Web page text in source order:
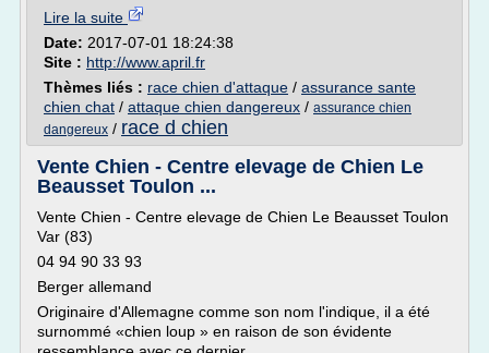
Lire la suite
Date: 2017-07-01 18:24:38
Site : http://www.april.fr
Thèmes liés : race chien d'attaque / assurance sante
chien chat / attaque chien dangereux / assurance chien
dangereux / race d chien
Vente Chien - Centre elevage de Chien Le
Beausset Toulon ...
Vente Chien - Centre elevage de Chien Le Beausset Toulon
Var (83)
04 94 90 33 93
Berger allemand
Originaire d'Allemagne comme son nom l'indique, il a été
surnommé «chien loup » en raison de son évidente